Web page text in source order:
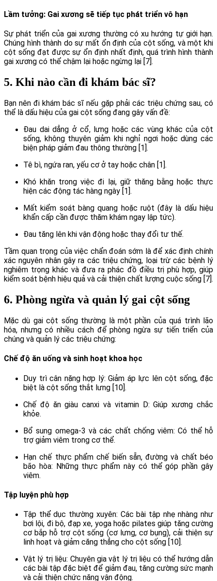
Lầm tưởng: Gai xương sẽ tiếp tục phát triển vô hạn
Sự phát triển của gai xương thường có xu hướng tự giới hạn.
Chúng hình thành do sự mất ổn định của cột sống, và một khi
cột sống đạt được sự ổn định nhất định, quá trình hình thành
gai xương có thể chậm lại hoặc ngừng lại [7].
5. Khi nào cần đi khám bác sĩ?
Bạn nên đi khám bác sĩ nếu gặp phải các triệu chứng sau, có
thể là dấu hiệu của gai cột sống đang gây vấn đề:
Đau dai dẳng ở cổ, lưng hoặc các vùng khác của cột
sống, không thuyên giảm khi nghỉ ngơi hoặc dùng các
biện pháp giảm đau thông thường [1].
Tê bì, ngứa ran, yếu cơ ở tay hoặc chân [1].
Khó khăn trong việc đi lại, giữ thăng bằng hoặc thực
hiện các động tác hàng ngày [1].
Mất kiểm soát bàng quang hoặc ruột (đây là dấu hiệu
khẩn cấp cần được thăm khám ngay lập tức).
Đau tăng lên khi vận động hoặc thay đổi tư thế.
Tầm quan trọng của việc chẩn đoán sớm là để xác định chính
xác nguyên nhân gây ra các triệu chứng, loại trừ các bệnh lý
nghiêm trọng khác và đưa ra phác đồ điều trị phù hợp, giúp
kiểm soát bệnh hiệu quả và cải thiện chất lượng cuộc sống [7].
6. Phòng ngừa và quản lý gai cột sống
Mặc dù gai cột sống thường là một phần của quá trình lão
hóa, nhưng có nhiều cách để phòng ngừa sự tiến triển của
chúng và quản lý các triệu chứng:
Chế độ ăn uống và sinh hoạt khoa học
Duy trì cân nặng hợp lý: Giảm áp lực lên cột sống, đặc
biệt là cột sống thắt lưng [10].
Chế độ ăn giàu canxi và vitamin D: Giúp xương chắc
khỏe.
Bổ sung omega-3 và các chất chống viêm: Có thể hỗ
trợ giảm viêm trong cơ thể.
Hạn chế thực phẩm chế biến sẵn, đường và chất béo
bão hòa: Những thực phẩm này có thể góp phần gây
viêm.
Tập luyện phù hợp
Tập thể dục thường xuyên: Các bài tập nhẹ nhàng như
bơi lội, đi bộ, đạp xe, yoga hoặc pilates giúp tăng cường
cơ bắp hỗ trợ cột sống (cơ lưng, cơ bụng), cải thiện sự
linh hoạt và giảm căng thẳng cho cột sống [10].
Vật lý trị liệu: Chuyên gia vật lý trị liệu có thể hướng dẫn
các bài tập đặc biệt để giảm đau, tăng cường sức mạnh
và cải thiện chức năng vận động.